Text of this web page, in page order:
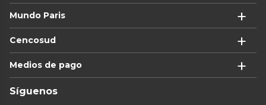
Mundo Paris
Cencosud
Medios de pago
Síguenos